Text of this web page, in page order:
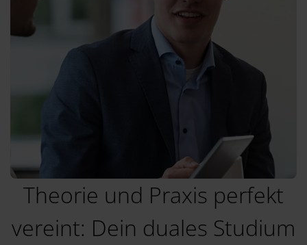
Theorie und Praxis perfekt
vereint: Dein duales Studium